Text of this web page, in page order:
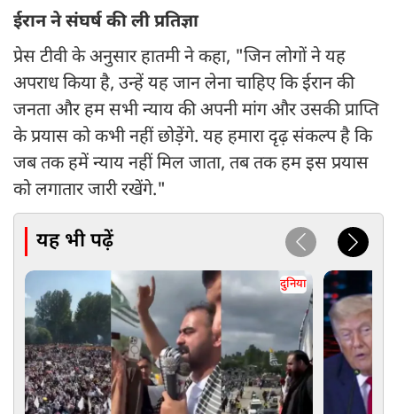
ईरान ने संघर्ष की ली प्रतिज्ञा
प्रेस टीवी के अनुसार हातमी ने कहा, "जिन लोगों ने यह
अपराध किया है, उन्हें यह जान लेना चाहिए कि ईरान की
जनता और हम सभी न्याय की अपनी मांग और उसकी प्राप्ति
के प्रयास को कभी नहीं छोड़ेंगे. यह हमारा दृढ़ संकल्प है कि
जब तक हमें न्याय नहीं मिल जाता, तब तक हम इस प्रयास
को लगातार जारी रखेंगे."
यह भी पढ़ें
दुनिया